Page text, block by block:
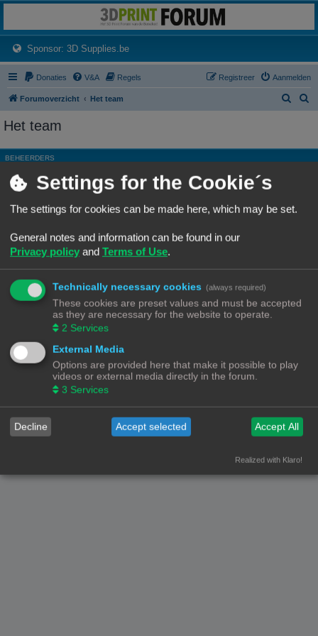
Het 3D print forum van de Benelux na de sluiting van 3dprintforum.nl
Sponsor: 3D Supplies.be(Opens a new tab)
Donaties V&A Regels Aanmelden
Registreer
Forumoverzicht Het team
k
k
Het team
BEHEERDERS
Rang, Gebruikersnaam Site Admin Ch3vr0n
Moderator
Alle forums
ALGEMENE MODERATORS
Geen leden gevonden met deze zoekcriteria.
Ga naar
Forumoverzicht
© Copyright
! - 3dprintforum.eu
Alle Rechten Voorbehouden
Privacy|Gebruikersvoorwaarden
Settings for the Cookie´s
The settings for cookies can be made here, which may be set.
General notes and information can be found in our
Privacy policy and Terms of Use.
Technically necessary cookies (always required)
These cookies are preset values and must be accepted
as they are necessary for the website to operate.
2 Services
External Media
Options are provided here that make it possible to play
videos or external media directly in the forum.
3 Services
Decline Accept selected Accept All
Realized with Klaro!